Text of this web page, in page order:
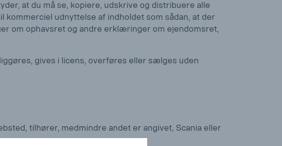
at du må se, kopiere, udskrive og distribuere alle
udnyttelse af indholdet som sådan, at der
om ophavsret og andre erklæringer om ejendomsret,
gives i licens, overføres eller sælges uden
tilhører, medmindre andet er angivet, Scania eller